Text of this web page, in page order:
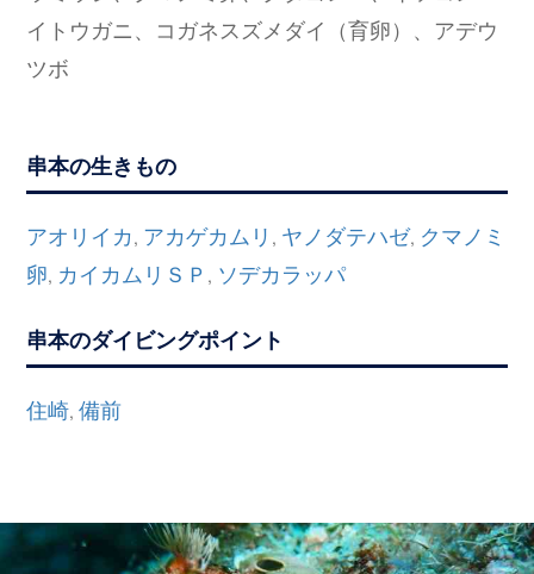
イトウガニ、コガネスズメダイ（育卵）、アデウ
ツボ
串本の生きもの
アオリイカ, アカゲカムリ , ヤノダテハゼ, クマノミ
卵, カイカムリＳＰ , ソデカラッパ
串本のダイビングポイント
住崎,備前